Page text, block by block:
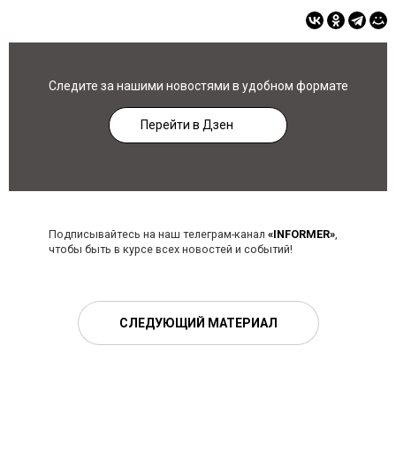
Следите за нашими новостями в удобном формате
Перейти в Дзен
Подписывайтесь на наш телеграм-канал «INFORMER»,
чтобы быть в курсе всех новостей и событий!
СЛЕДУЮЩИЙ МАТЕРИАЛ